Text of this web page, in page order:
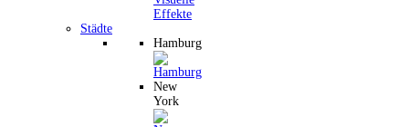
Städte
Hamburg
New
York